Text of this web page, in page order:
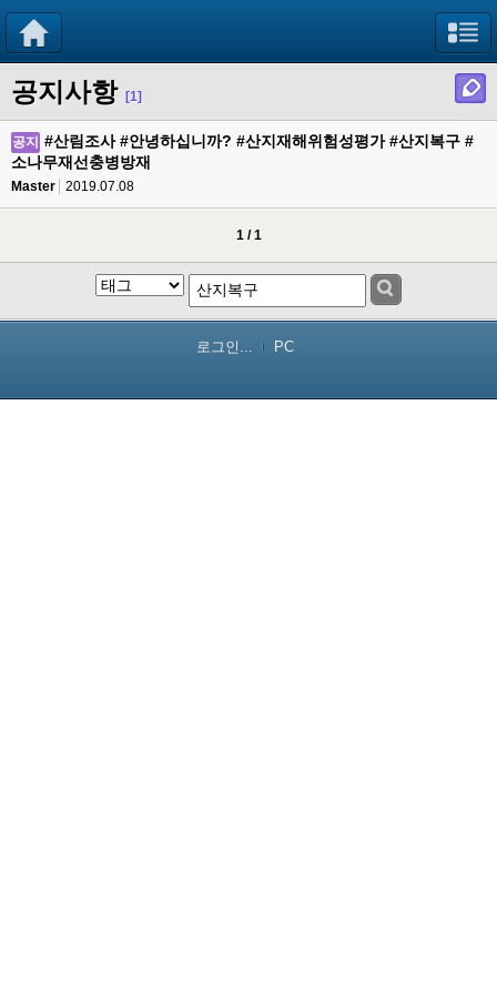
공지사항 [1]
공지
#산림조사 #안녕하십니까? #산지재해위험성평가 #산지복구 #
소나무재선충병방재
Master 2019.07.08
1 / 1
로그인... PC